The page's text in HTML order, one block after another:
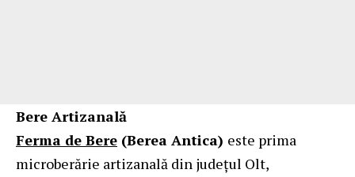
Bere Artizanală
Ferma de Bere (Berea Antica) este prima
microberărie artizanală din județul Olt,